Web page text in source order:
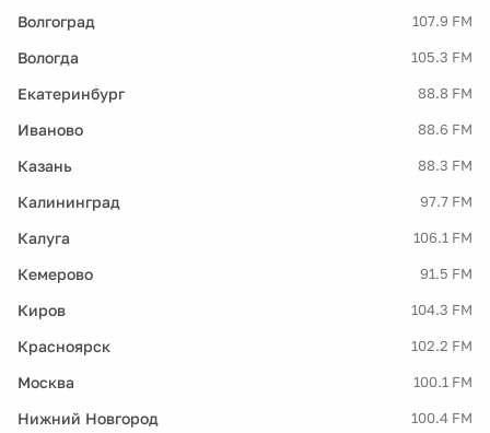
Волгоград 107.9 FM
Вологда 105.3 FM
Екатеринбург 88.8 FM
Иваново 88.6 FM
Казань 88.3 FM
Калининград 97.7 FM
Калуга 106.1 FM
Кемерово 91.5 FM
Киров 104.3 FM
Красноярск 102.2 FM
Москва 100.1 FM
Нижний Новгород 100.4 FM